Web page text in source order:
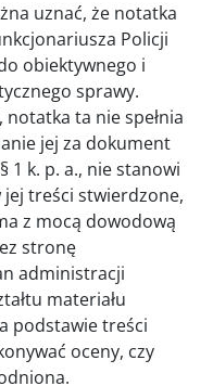
uznać, że notatka
Policji
obiektywnego i
sprawy.
ta nie spełnia
jej za dokument
1 k. p. a., nie stanowi
jej treści stwierdzone,
z mocą dowodową
stronę
administracji
materiału
podstawie treści
oceny, czy